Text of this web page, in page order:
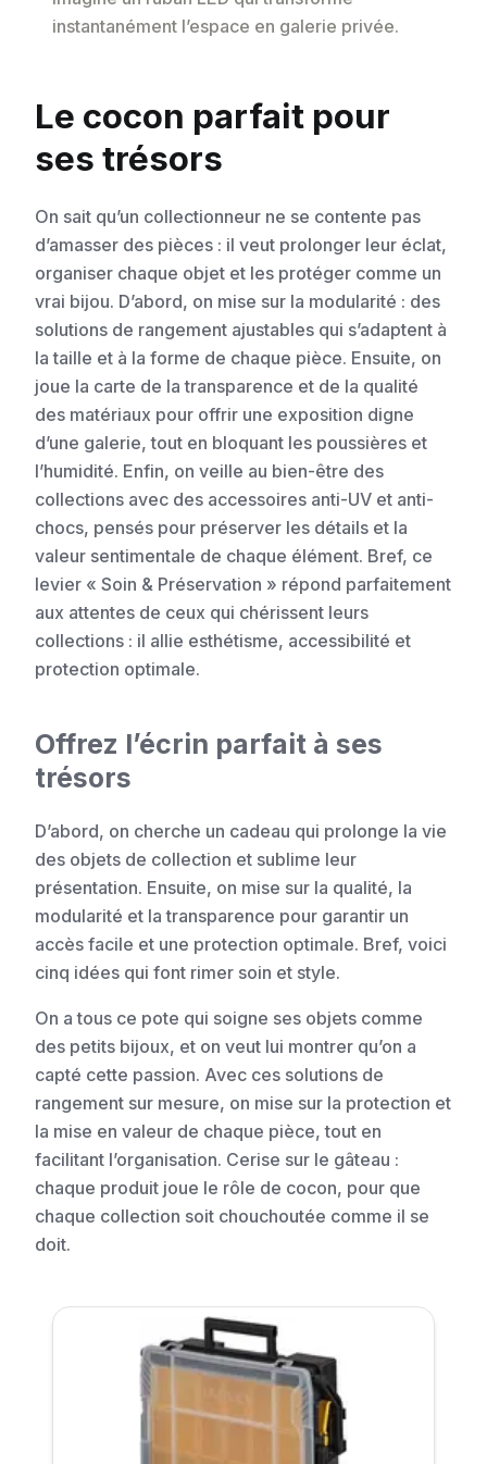
instantanément l’espace en galerie privée.
Le cocon parfait pour
ses trésors
On sait qu’un collectionneur ne se contente pas
d’amasser des pièces : il veut prolonger leur éclat,
organiser chaque objet et les protéger comme un
vrai bijou. D’abord, on mise sur la modularité : des
solutions de rangement ajustables qui s’adaptent à
la taille et à la forme de chaque pièce. Ensuite, on
joue la carte de la transparence et de la qualité
des matériaux pour offrir une exposition digne
d’une galerie, tout en bloquant les poussières et
l’humidité. Enfin, on veille au bien-être des
collections avec des accessoires anti-UV et anti-
chocs, pensés pour préserver les détails et la
valeur sentimentale de chaque élément. Bref, ce
levier « Soin & Préservation » répond parfaitement
aux attentes de ceux qui chérissent leurs
collections : il allie esthétisme, accessibilité et
protection optimale.
Offrez l’écrin parfait à ses
trésors
D’abord, on cherche un cadeau qui prolonge la vie
des objets de collection et sublime leur
présentation. Ensuite, on mise sur la qualité, la
modularité et la transparence pour garantir un
accès facile et une protection optimale. Bref, voici
cinq idées qui font rimer soin et style.
On a tous ce pote qui soigne ses objets comme
des petits bijoux, et on veut lui montrer qu’on a
capté cette passion. Avec ces solutions de
rangement sur mesure, on mise sur la protection et
la mise en valeur de chaque pièce, tout en
facilitant l’organisation. Cerise sur le gâteau :
chaque produit joue le rôle de cocon, pour que
chaque collection soit chouchoutée comme il se
doit.